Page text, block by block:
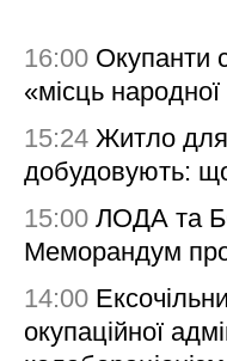
16:00 Окупанти
«місць
15:24 Житло для
добудовують:
15:00 ЛОДА та
Меморандум
14:00
окупаційної